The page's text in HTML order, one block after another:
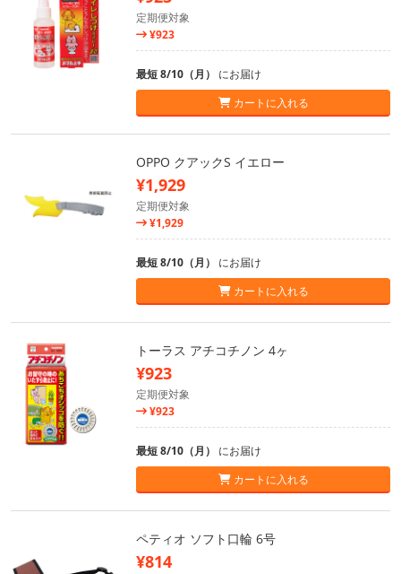
定期便対象
¥923
最短 8/10（月） にお届け
カートに入れる
OPPO クアックS イエロー
¥1,929
定期便対象
¥1,929
最短 8/10（月） にお届け
カートに入れる
トーラス アチコチノン 4ヶ
¥923
定期便対象
¥923
最短 8/10（月） にお届け
カートに入れる
ペティオ ソフト口輪 6号
¥814